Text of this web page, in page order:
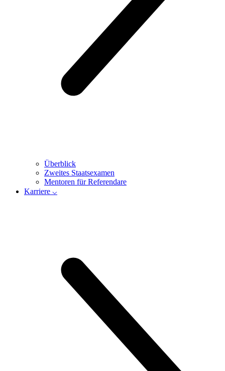
Überblick
Zweites Staatsexamen
Mentoren für Referendare
Karriere ⌵